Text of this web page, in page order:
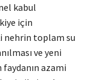
kabul
için
nehrin toplam su
ve yeni
azami